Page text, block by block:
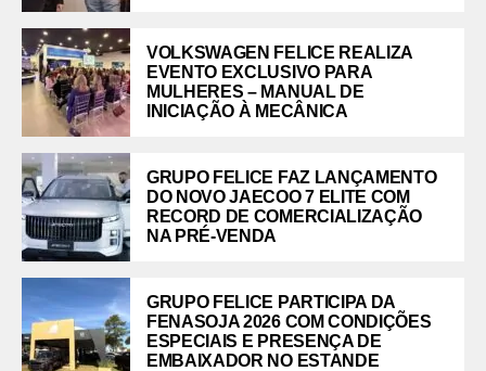
VOLKSWAGEN FELICE REALIZA
EVENTO EXCLUSIVO PARA
MULHERES – MANUAL DE
INICIAÇÃO À MECÂNICA
GRUPO FELICE FAZ LANÇAMENTO
DO NOVO JAECOO 7 ELITE COM
RECORD DE COMERCIALIZAÇÃO
NA PRÉ-VENDA
GRUPO FELICE PARTICIPA DA
FENASOJA 2026 COM CONDIÇÕES
ESPECIAIS E PRESENÇA DE
EMBAIXADOR NO ESTANDE